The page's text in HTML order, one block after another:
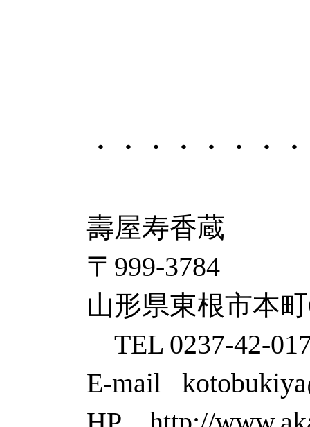
・・・・・・・
壽屋寿香蔵
〒999-3784
山形県東根市本
TEL 0237-42-
E-mail